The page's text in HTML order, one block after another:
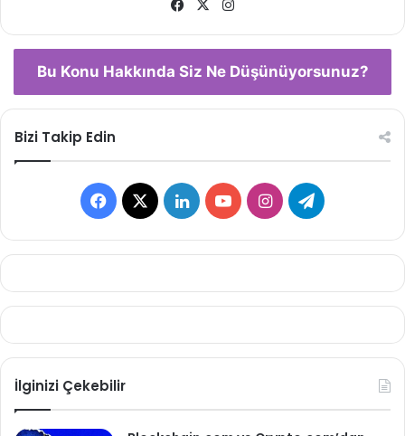
Facebook
X
Bu Konu Hakkında Siz Ne Düşünüyorsunuz?
Bizi Takip Edin
Facebook
X LinkedInYouTubeInstagramTelegram
İlginizi Çekebilir